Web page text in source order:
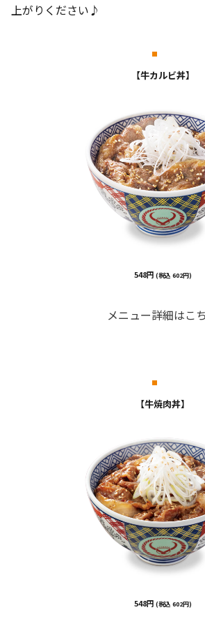
上がりください♪
【牛カルビ丼】
548円 (税込 602円)
メニュー詳細はこ
【牛焼肉丼】
548円 (税込 602円)